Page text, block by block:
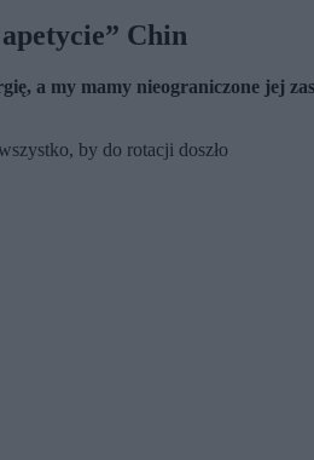
Chin
a my mamy nieograniczone jej
by do rotacji doszło